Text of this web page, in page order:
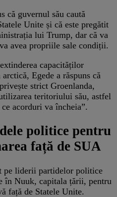
că guvernul său caută
Unite și că este pregătit
lui Trump, dar că va
avea propriile sale condiții.
capacităților
Egede a răspuns că
strict Groenlanda,
teritoriului său, astfel
acorduri va încheia”.
politice pentru
față de SUA
pe liderii partidelor politice
în Nuuk, capitala țării, pentru
față de Statele Unite.